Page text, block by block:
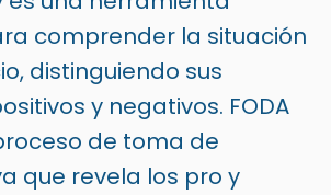
comprender la situación
distinguiendo sus
y negativos. FODA
de toma de
que revela los pro y